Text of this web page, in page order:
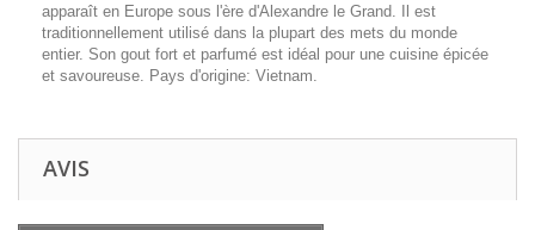
apparaît en Europe sous l'ère d'Alexandre le Grand. Il est
traditionnellement utilisé dans la plupart des mets du monde
entier. Son gout fort et parfumé est idéal pour une cuisine épicée
et savoureuse. Pays d'origine: Vietnam.
AVIS